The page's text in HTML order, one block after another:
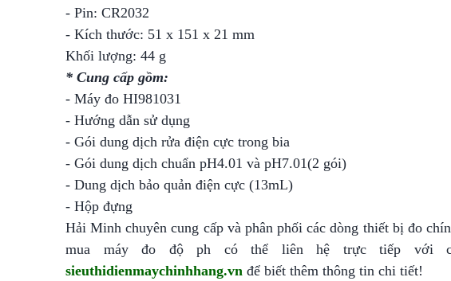
- Pin: CR2032
- Kích thước: 51 x 151 x 21 mm
Khối lượng: 44 g
* Cung cấp gồm:
- Máy đo HI981031
- Hướng dẫn sử dụng
- Gói dung dịch rửa điện cực trong bia
- Gói dung dịch chuẩn pH4.01 và pH7.01(2 gói)
- Dung dịch bảo quản điện cực (13mL)
- Hộp đựng
Hải Minh chuyên cung cấp và phân phối các dòng thiết bị đo
mua máy đo độ ph có thể liên hệ trực tiếp với
sieuthidienmaychinhhang.vn để biết thêm thông tin chi tiết!